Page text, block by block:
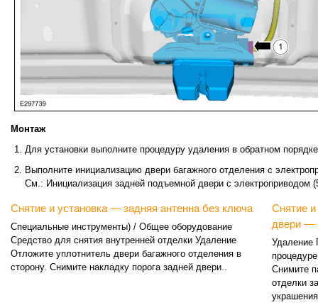
Монтаж
Для установки выполните процедуру удаления в обратном
Выполните инициализацию двери багажного отделения с
См.: Инициализация задней подъемной двери с электроприводом
Снятие и установка — задняя антенна без ключа
Специальные инструменты) / Общее оборудование
Средство для снятия внутренней отделки Удаление
Отложите уплотнитель двери багажного отделения в
сторону. Снимите накладку порога задней двери..
Снятие
двери —
Снимите
отделки